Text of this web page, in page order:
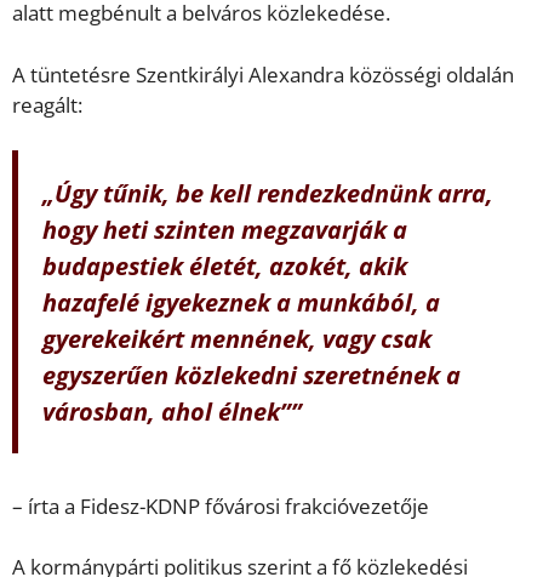
alatt megbénult a belváros közlekedése.
A tüntetésre Szentkirályi Alexandra közösségi oldalán
reagált:
„Úgy tűnik, be kell rendezkednünk arra,
hogy heti szinten megzavarják a
budapestiek életét, azokét, akik
hazafelé igyekeznek a munkából, a
gyerekeikért mennének, vagy csak
egyszerűen közlekedni szeretnének a
városban, ahol élnek””
– írta a Fidesz-KDNP fővárosi frakcióvezetője
A kormánypárti politikus szerint a fő közlekedési